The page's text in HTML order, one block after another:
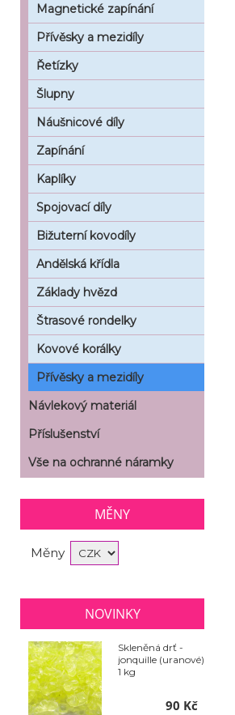
Magnetické zapínání
Přívěsky a mezidíly
Řetízky
Šlupny
Náušnicové díly
Zapínání
Kaplíky
Spojovací díly
Bižuterní kovodíly
Andělská křídla
Základy hvězd
Štrasové rondelky
Kovové korálky
Přívěsky a mezidíly
Návlekový materiál
Příslušenství
Vše na ochranné náramky
MĚNY
Měny
NOVINKY
Skleněná drť -
jonquille (uranové)
1 kg
90 Kč